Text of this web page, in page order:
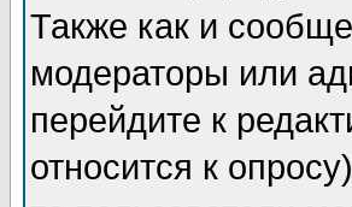
Также как и
модераторы или
перейдите к
относится к